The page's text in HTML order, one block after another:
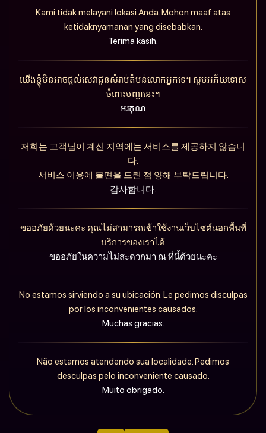
Kami tidak melayani lokasi Anda. Mohon maaf atas
ketidaknyamanan yang disebabkan.
Terima kasih.
យើងខ្ញុំមិនអាចផ្តល់សេវាជូនសំរាប់តំបន់លោកអ្នកទេ។ សូមអភ័យទោស
ចំពោះបញ្ហានេះ។
អរគុណ
저희는 고객님이 계신 지역에는 서비스를 제공하지 않습니
다.
서비스 이용에 불편을 드린 점 양해 부탁드립니다.
감사합니다.
ขออภัยด้วยนะคะ คุณไม่สามารถเข้าใช้งานเว็บไซต์นอกพื้นที่
บริการของเราได้
ขออภัยในความไม่สะดวกมา ณ ที่นี้ด้วยนะคะ
No estamos sirviendo a su ubicación. Le pedimos disculpas
por los inconvenientes causados.
Muchas gracias.
Não estamos atendendo sua localidade. Pedimos
desculpas pelo inconveniente causado.
Muito obrigado.